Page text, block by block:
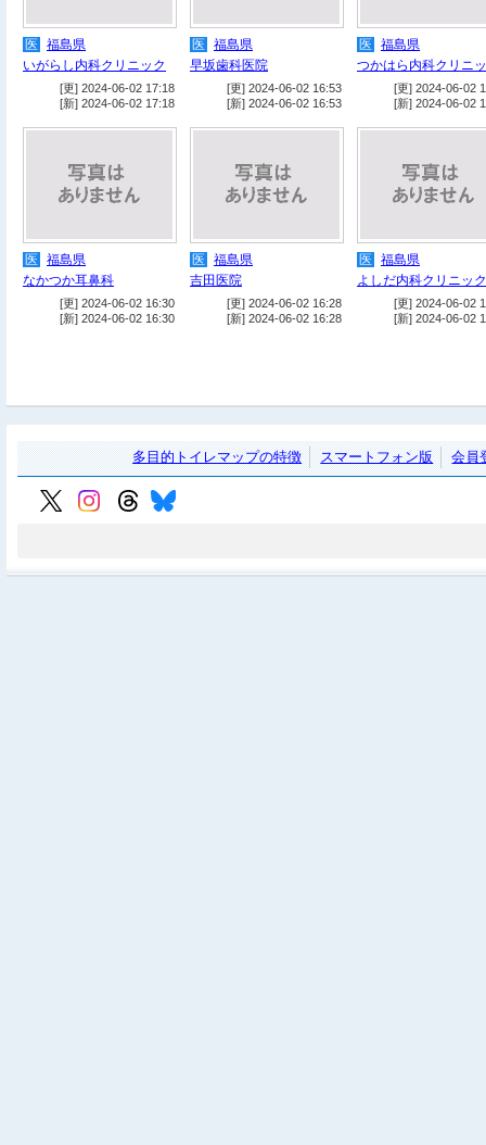
医
福島県
いがらし内科クリニック
[更] 2024-06-02 17:18
[新] 2024-06-02 17:18
医
福島県
早坂歯科医院
[更] 2024-06-02 16:53
[新] 2024-06-02 16:53
医
福島県
つかはら内科クリニ
[更] 2024-06-02
[新] 2024-06-02
医
福島県
なかつか耳鼻科
[更] 2024-06-02 16:30
[新] 2024-06-02 16:30
医
福島県
吉田医院
[更] 2024-06-02 16:28
[新] 2024-06-02 16:28
医
福島県
よしだ内科クリニック
[更] 2024-06-02
[新] 2024-06-02
多目的トイレマップの特徴 スマートフォン版 会員